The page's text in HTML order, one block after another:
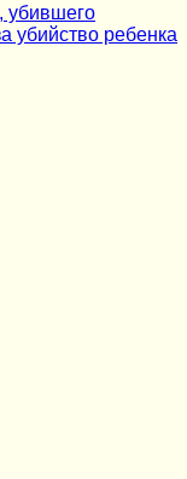
убившего
убийство ребенка